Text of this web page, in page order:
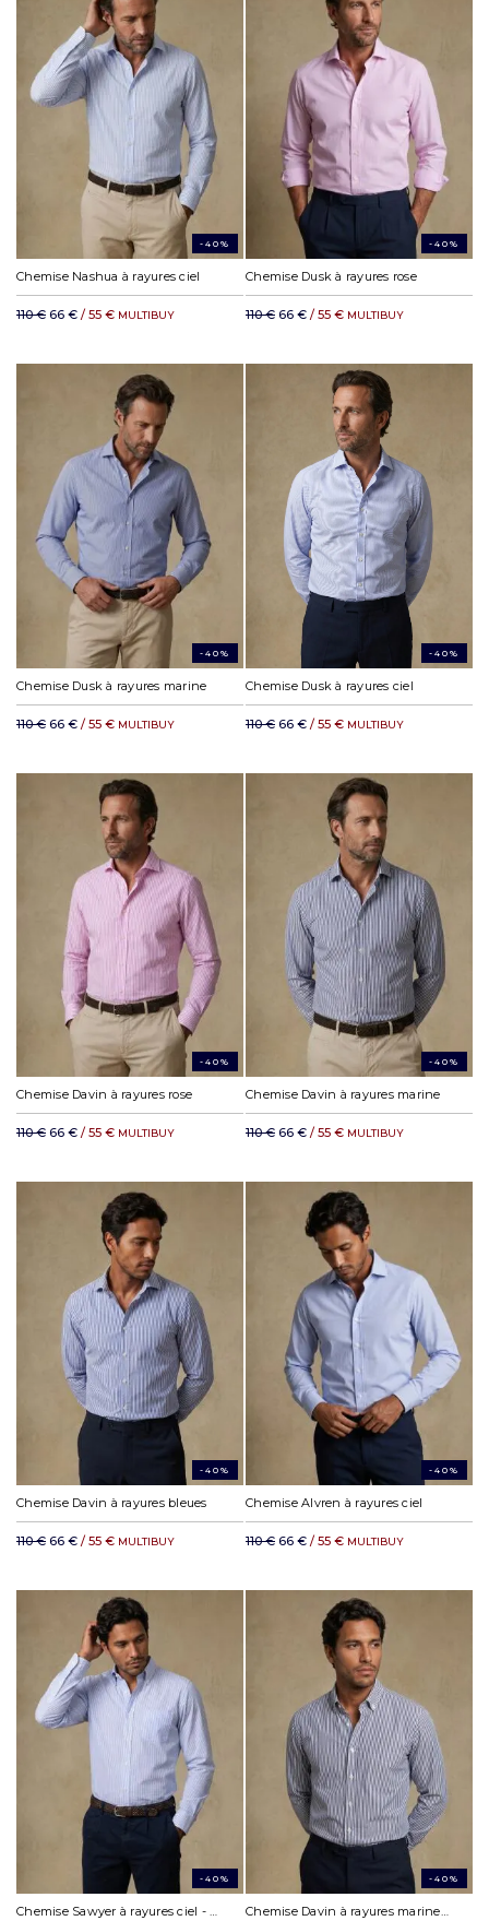
-40%
Chemise Nashua à rayures ciel
110 € 66 € / 55 € MULTIBUY
-40%
Chemise Dusk à rayures rose
110 € 66 € / 55 € MULTIBUY
-40%
Chemise Dusk à rayures marine
110 € 66 € / 55 € MULTIBUY
-40%
Chemise Dusk à rayures ciel
110 € 66 € / 55 € MULTIBUY
-40%
Chemise Davin à rayures rose
110 € 66 € / 55 € MULTIBUY
-40%
Chemise Davin à rayures marine
110 € 66 € / 55 € MULTIBUY
-40%
Chemise Davin à rayures bleues
110 € 66 € / 55 € MULTIBUY
-40%
Chemise Alvren à rayures ciel
110 € 66 € / 55 € MULTIBUY
-40%
Chemise Sawyer à rayures ciel - Col boutonné
-40%
Chemise Davin à rayures marine - Col boutonné